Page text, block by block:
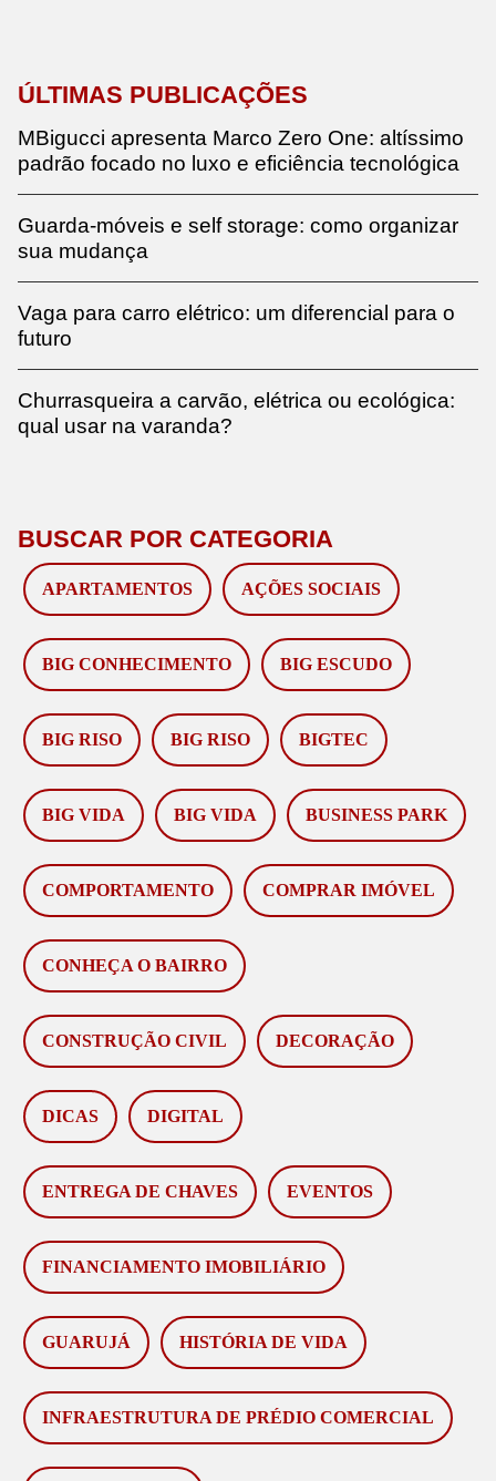
ÚLTIMAS PUBLICAÇÕES
MBigucci apresenta Marco Zero One: altíssimo
padrão focado no luxo e eficiência tecnológica
Guarda-móveis e self storage: como organizar
sua mudança
Vaga para carro elétrico: um diferencial para o
futuro
Churrasqueira a carvão, elétrica ou ecológica:
qual usar na varanda?
BUSCAR POR CATEGORIA
APARTAMENTOS AÇÕES SOCIAIS
BIG CONHECIMENTO BIG ESCUDO
BIG RISO BIG RISO BIGTEC
BIG VIDA BIG VIDA BUSINESS PARK
COMPORTAMENTO COMPRAR IMÓVEL
CONHEÇA O BAIRRO
CONSTRUÇÃO CIVIL DECORAÇÃO
DICAS DIGITAL
ENTREGA DE CHAVES EVENTOS
FINANCIAMENTO IMOBILIÁRIO
GUARUJÁ HISTÓRIA DE VIDA
INFRAESTRUTURA DE PRÉDIO COMERCIAL